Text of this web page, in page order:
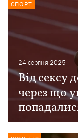
24 серпня 2025
Від сексу
через що
СПОРТ